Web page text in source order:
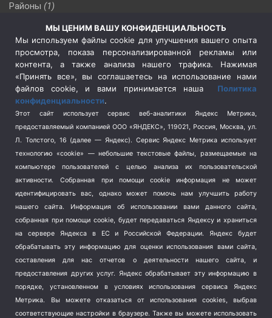
Районы (1)
(510)
Сельское хозяйство (3)
Социальная политика
(3)
Спецоперация в Украине
Спецоперация на Украине
(404)
Спорт (740)
Терроризм (1)
Транспорт (262)
Туризм (178)
Школа и спорт (2)
Экология (8)
Экономика (1172)
МЫ ЦЕНИМ ВАШУ КОНФИДЕНЦИАЛЬНОСТЬ
Мы используем файлы cookie для улучшения вашего опыта
просмотра, показа персонализированной рекламы или
контента, а также анализа нашего трафика. Нажимая
«Принять все», вы соглашаетесь на использование нами
файлов cookie, и вами принимается наша Политика
конфиденциальности.
Этот сайт использует сервис веб-аналитики Яндекс Метрика,
предоставляемый компанией ООО «ЯНДЕКС», 119021, Россия, Москва, ул.
Л. Толстого, 16 (далее — Яндекс). Сервис Яндекс Метрика использует
технологию «cookie» — небольшие текстовые файлы, размещаемые на
компьютере пользователей с целью анализа их пользовательской
активности.
Собранная при помощи cookie информация не может
идентифицировать вас, однако может помочь нам улучшить работу
нашего сайта. Информация об использовании вами данного сайта,
собранная при помощи cookie, будет передаваться Яндексу и храниться
на сервере Яндекса в ЕС и Российской Федерации. Яндекс будет
обрабатывать эту информацию для оценки использования вами сайта,
составления для нас отчетов о деятельности нашего сайта, и
предоставления других услуг. Яндекс обрабатывает эту информацию в
порядке, установленном в условиях использования сервиса Яндекс
Метрика.
Вы можете отказаться от использования cookies, выбрав
соответствующие настройки в браузере. Также вы можете использовать